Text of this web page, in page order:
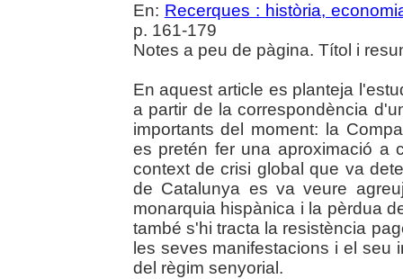
En: Recerques : història,
p. 161-179
Notes a peu de pàgina. Títol i
En aquest article es planteja
a partir de la correspondència
importants del moment: la
es pretén fer una aproximació a
context de crisi global que va
de Catalunya es va veure
monarquia hispànica i la pèrdua
també s'hi tracta la resistència
les seves manifestacions i el seu
del règim senyorial.